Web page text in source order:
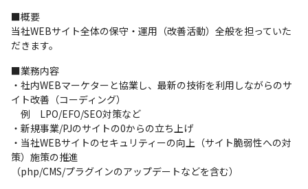
■概要
当社WEBサイト全体の保守・運用（改善活動）全般を担っていた
だきます。
■業務内容
・社内WEBマーケターと協業し、最新の技術を利用しながらのサ
イト改善（コーディング）
例　LPO/EFO/SEO対策など
・新規事業/PJのサイトの0からの立ち上げ
・当社WEBサイトのセキュリティーの向上（サイト脆弱性への対
策）施策の推進
（php/CMS/プラグインのアップデートなどを含む）